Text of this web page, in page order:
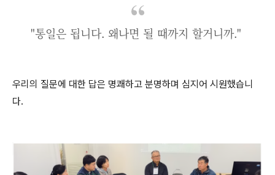
"통일은 됩니다. 왜나면 될 때까지 할거니까."
우리의 질문에 대한 답은 명쾌하고 분명하며 심지어 시원했습니
다.